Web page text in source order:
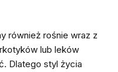
również rośnie wraz z
lub leków
Dlatego styl życia